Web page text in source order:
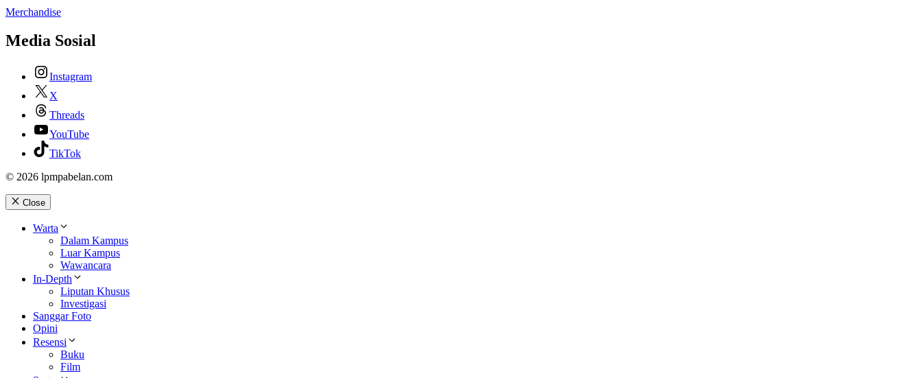
Merchandise
Media Sosial
Instagram
X
Threads
YouTube
TikTok
© 2026 lpmpabelan.com
Close
Warta
Dalam Kampus
Luar Kampus
Wawancara
In-Depth
Liputan Khusus
Investigasi
Sanggar Foto
Opini
Resensi
Buku
Film